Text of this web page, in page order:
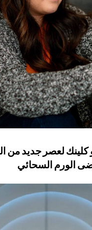
كلينك لعصر جديد من
الورم السحائي